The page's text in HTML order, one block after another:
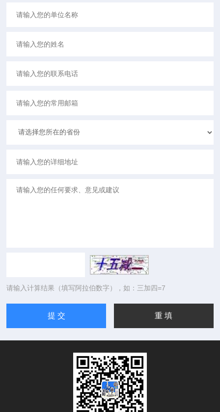
请输入计算结果（填写阿拉伯数字），如：三加四=7